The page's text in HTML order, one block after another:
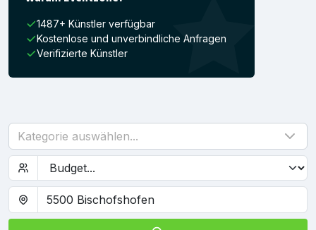
1487+ Künstler verfügbar
Kostenlose und unverbindliche Anfragen
Verifizierte Künstler
Kategorie auswählen...